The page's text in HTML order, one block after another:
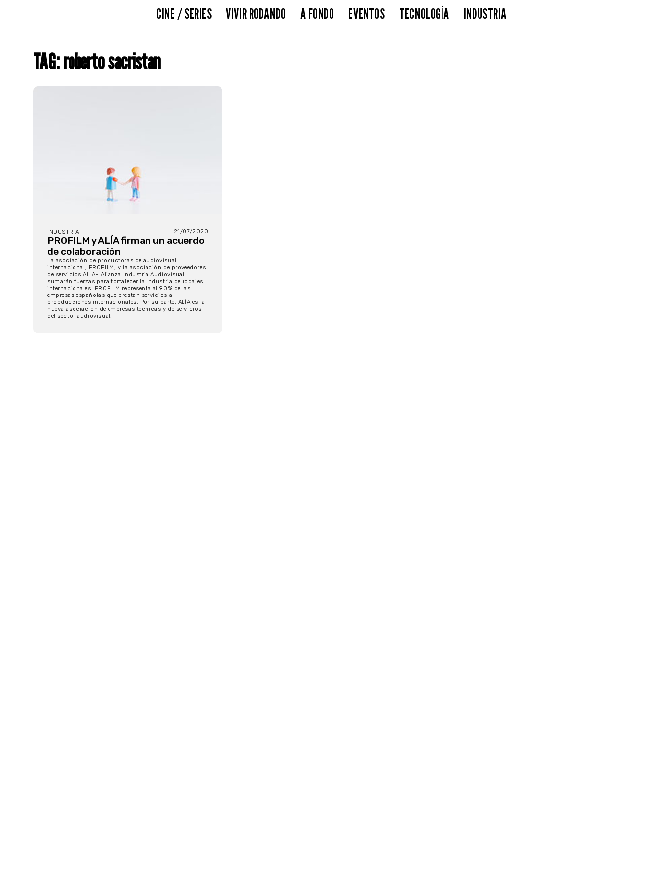
CINE / SERIES VIVIR RODANDO A FONDO EVENTOS TECNOLOGÍA INDUSTRIA
TAG: roberto sacristan
INDUSTRIA 21/07/2020
PROFILM y ALÍA firman un acuerdo
de colaboración
La asociación de productoras de audiovisual
internacional, PROFILM, y la asociación de proveedores
de servicios ALIA- Alianza Industria Audiovisual
sumarán fuerzas para fortalecer la industria de rodajes
internacionales. PROFILM representa al 90% de las
empresas españolas que prestan servicios a
propducciones internacionales. Por su parte, ALÍA es la
nueva asociación de empresas técnicas y de servicios
del sector audiovisual.